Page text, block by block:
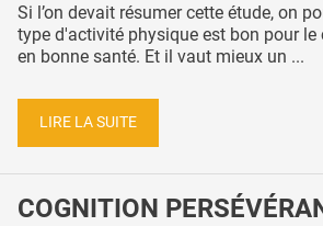
Si l’on devait résumer cette étude, on
type d'activité physique est bon pour
en bonne santé. Et il vaut mieux un ...
LIRE LA SUITE
COGNITION